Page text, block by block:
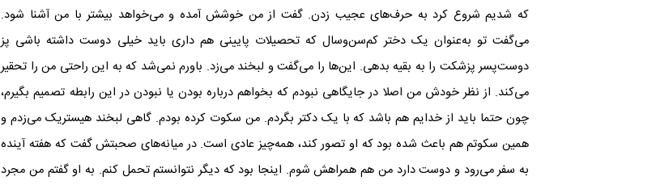
که شدیم شروع کرد به حرف‌های عجیب زدن. گفت از من خوشش آمده و می‌خواهد بیشتر با من آشنا شود.
می‌گفت تو به‌عنوان یک دختر کم‌سن‌و‌سال که تحصیلات پایینی هم داری باید خیلی دوست داشته باشی پز
دوست‌پسر پزشکت را به بقیه بدهی. این‌ها را می‌گفت و لبخند می‌زد. باورم نمی‌شد که به این راحتی من را تحقیر
می‌کند. از نظر خودش من اصلا در جایگاهی نبودم که بخواهم درباره بودن یا نبودن در این رابطه تصمیم بگیرم،
چون حتما باید از خدایم هم باشد که با یک دکتر بگردم. من سکوت کرده بودم. گاهی لبخند هیستریک می‌زدم و
همین سکوتم هم باعث شده بود که او تصور کند، همه‌چیز عادی است. در میانه‌های صحبتش گفت که هفته آینده
به سفر می‌رود و دوست دارد من هم همراهش شوم. اینجا بود که دیگر نتوانستم تحمل کنم. به او گفتم من مجرد